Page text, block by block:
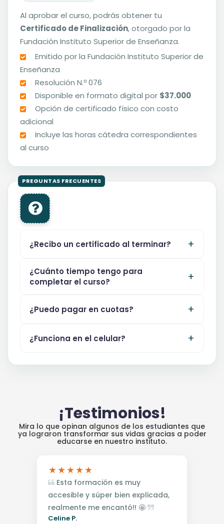
Al aprobar el curso, podrás obtener tu
Certificado de Finalización, otorgado por la
Fundación Instituto Superior de Enseñanza.
Emitido por la Fundación Instituto Superior de
Enseñanza
Resolución N.º 076
Disponible en formato digital por $37.000
Opción de certificado físico con costo
adicional
Incluye las horas cátedra correspondientes
al curso
¿Recibo un certificado al terminar?
¿Cuánto tiempo tengo para
completar el curso?
¿Puedo pagar en cuotas?
¿Funciona en el celular?
¡Testimonios!
Mira lo que opinan algunos de los estudiantes que
ya lograron transformar sus vidas gracias a poder
educarse en nuestro instituto.
Esta formación es muy
accesible y súper bien explicada,
realmente me encantó!! 🤩
Celine P.